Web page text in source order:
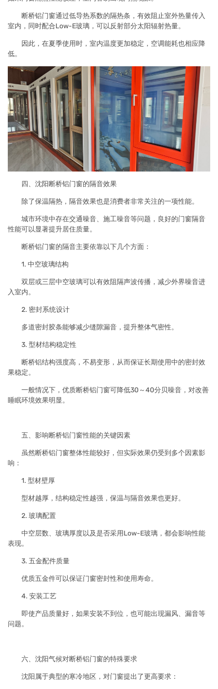
断桥铝门窗通过低导热系数的隔热条，有效阻止室外热量传入
室内，同时配合Low-E玻璃，可以反射部分太阳辐射热量。
因此，在夏季使用时，室内温度更加稳定，空调能耗也相应降
低。
四、沈阳断桥铝门窗的隔音效果
除了保温隔热，隔音效果也是消费者非常关注的一项性能。
城市环境中存在交通噪音、施工噪音等问题，良好的门窗隔音
性能可以显著提升居住质量。
断桥铝门窗的隔音主要依靠以下几个方面：
1. 中空玻璃结构
双层或三层中空玻璃可以有效阻隔声波传播，减少外界噪音进
入室内。
2. 密封系统设计
多道密封胶条能够减少缝隙漏音，提升整体气密性。
3. 型材结构稳定性
断桥铝结构强度高，不易变形，从而保证长期使用中的密封效
果稳定。
一般情况下，优质断桥铝门窗可降低30～40分贝噪音，对改善
睡眠环境效果明显。
五、影响断桥铝门窗性能的关键因素
虽然断桥铝门窗整体性能较好，但实际效果仍受到多个因素影
响：
1. 型材壁厚
型材越厚，结构稳定性越强，保温与隔音效果也更好。
2. 玻璃配置
中空层数、玻璃厚度以及是否采用Low-E玻璃，都会影响性能
表现。
3. 五金配件质量
优质五金件可以保证门窗密封性和使用寿命。
4. 安装工艺
即使产品质量好，如果安装不到位，也可能出现漏风、漏音等
问题。
六、沈阳气候对断桥铝门窗的特殊要求
沈阳属于典型的寒冷地区，对门窗提出了更高要求：